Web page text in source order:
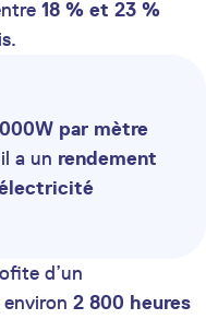
18 % et 23 %
par mètre
a un rendement
d’un
2 800 heures